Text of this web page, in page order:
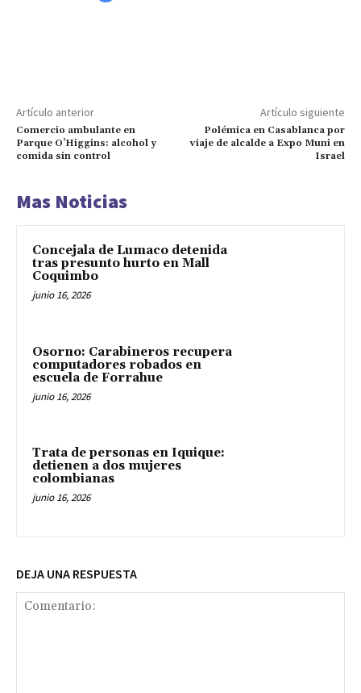
Artículo anterior
Comercio ambulante en
Parque O’Higgins: alcohol y
comida sin control
Artículo siguiente
Polémica en Casablanca por
viaje de alcalde a Expo Muni en
Israel
Mas Noticias
Concejala de Lumaco detenida
tras presunto hurto en Mall
Coquimbo
junio 16, 2026
Osorno: Carabineros recupera
computadores robados en
escuela de Forrahue
junio 16, 2026
Trata de personas en Iquique:
detienen a dos mujeres
colombianas
junio 16, 2026
DEJA UNA RESPUESTA